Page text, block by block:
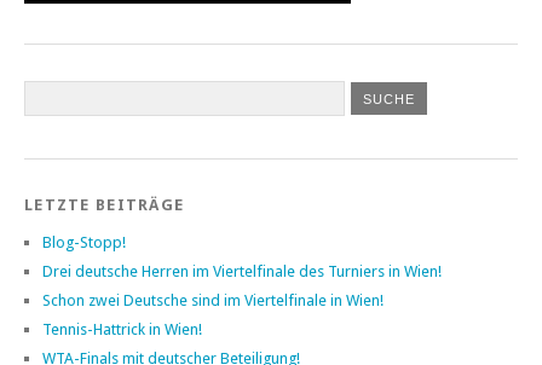
LETZTE BEITRÄGE
Blog-Stopp!
Drei deutsche Herren im Viertelfinale des Turniers in Wien!
Schon zwei Deutsche sind im Viertelfinale in Wien!
Tennis-Hattrick in Wien!
WTA-Finals mit deutscher Beteiligung!